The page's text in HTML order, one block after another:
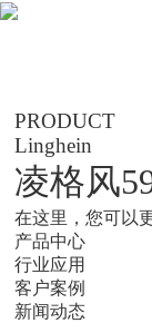
PRODUCT
Linghein
凌格风
在这里，您可以
产品中心
行业应用
客户案例
新闻动态